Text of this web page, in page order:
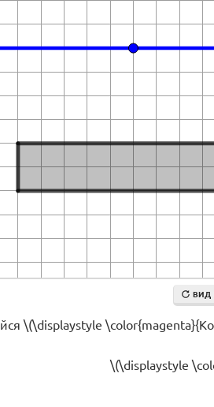
ВИД
\(\displaystyle
\(\displaystyle